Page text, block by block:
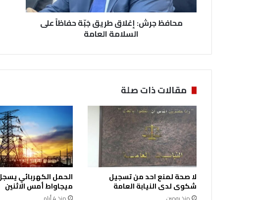
:
ا
ط
ر
ي
ق
بّ
ة
ح
ف
ا
ظ
اً
محافظ جرش: إغلاق طريق جَبّة حفاظاً على
السلامة العامة
ا
ل
ا
ر
ت
ف
ا
ع
م
ن
س
مقالات ذات صلة
لا صحة لمنع احد من تسجيل
شكوى لدى النيابة العامة ميجاواط أمس الاثنين